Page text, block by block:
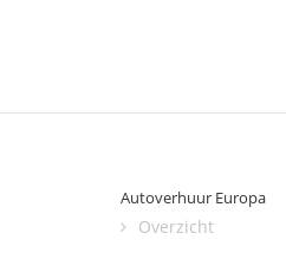
Autoverhuur Europa
Overzicht